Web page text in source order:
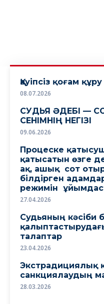
Қауіпсіз қоғам
08.07.2026
СУДЬЯ ӘДЕБІ —
СЕНІМНІҢ НЕГІЗІ
09.06.2026
Процеске
қатысатын өзге
ақ, ашық сот
білдірген
режимін
27.04.2026
Судьяның кәсіби
талаптар
23.04.2026
Экстрадициялық
санкциялаудың
28.03.2026